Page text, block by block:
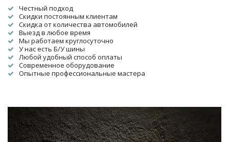
Честный подход
Скидки постоянным клиентам
Скидка от количества автомобилей
Выезд в любое время
Мы работаем круглосуточно
У нас есть Б/У шины
Любой удобный способ оплаты
Современное оборудование
Опытные профессиональные мастера